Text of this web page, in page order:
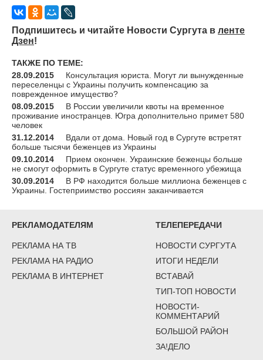
Подпишитесь и читайте Новости Сургута в ленте
Дзен!
ТАКЖЕ ПО ТЕМЕ:
28.09.2015
Консультация юриста. Могут ли вынужденные
переселенцы с Украины получить компенсацию за
поврежденное имущество?
08.09.2015
В России увеличили квоты на временное
проживание иностранцев. Югра дополнительно примет 580
человек
31.12.2014
Вдали от дома. Новый год в Сургуте встретят
больше тысячи беженцев из Украины
09.10.2014
Прием окончен. Украинские беженцы больше
не смогут оформить в Сургуте статус временного убежища
30.09.2014
В РФ находится больше миллиона беженцев с
Украины. Гостеприимство россиян заканчивается
РЕКЛАМОДАТЕЛЯМ
РЕКЛАМА НА ТВ
РЕКЛАМА НА РАДИО
РЕКЛАМА В ИНТЕРНЕТ
ТЕЛЕПЕРЕДАЧИ
НОВОСТИ СУРГУТА
ИТОГИ НЕДЕЛИ
ВСТАВАЙ
ТИП-ТОП НОВОСТИ
НОВОСТИ-
КОММЕНТАРИЙ
БОЛЬШОЙ РАЙОН
ЗА!ДЕЛО